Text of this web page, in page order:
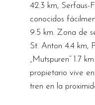
42.3 km, Serfaus-
conocidos
9.5 km. Zona de
St. Anton 4.4 km,
„Mutspuren“ 1.7
propietario vive
tren en la